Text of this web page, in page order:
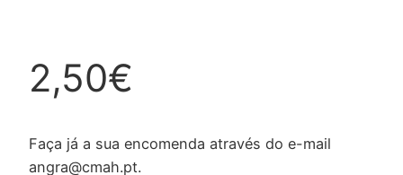
2,50€
Faça já a sua encomenda através do e-mail
angra@cmah.pt.